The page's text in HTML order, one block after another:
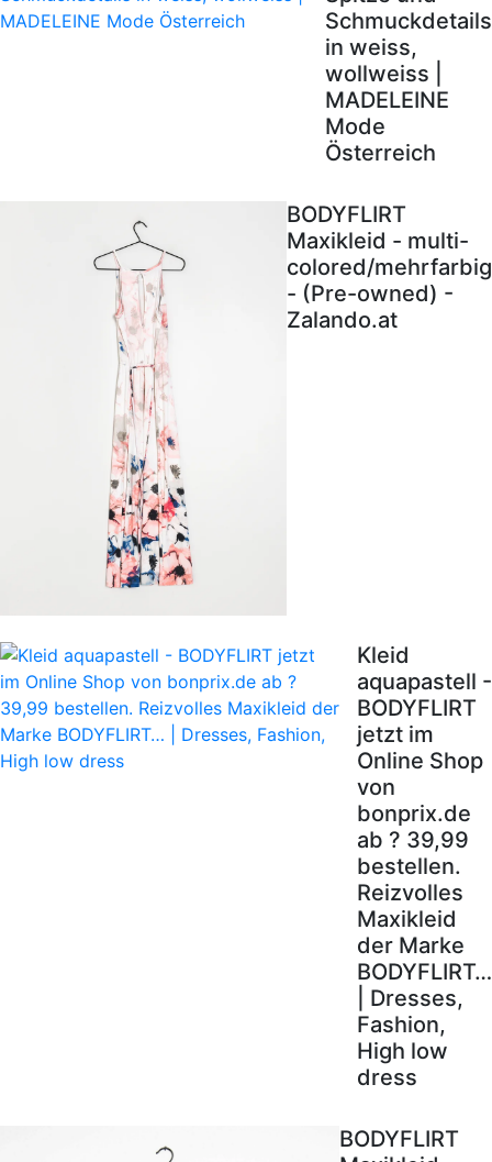
Schmuckdetails
in weiss,
wollweiss |
MADELEINE
Mode
Österreich
BODYFLIRT
Maxikleid - multi-
colored/mehrfarbig
- (Pre-owned) -
Zalando.at
Kleid
aquapastell -
BODYFLIRT
jetzt im
Online Shop
von
bonprix.de
ab ? 39,99
bestellen.
Reizvolles
Maxikleid
der Marke
BODYFLIRT…
| Dresses,
Fashion,
High low
dress
BODYFLIRT